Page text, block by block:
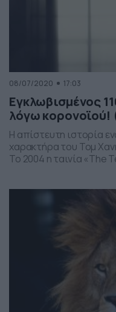
08/07/2020 17:03
Εγκλωβισμένος
λόγω κορονοϊού!
Η απίστευτη ιστορία
χαρακτήρα του Τομ
Το 2004 η ταινία «The
εγκλωβιστεί για